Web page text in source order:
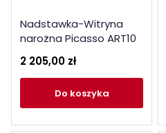
Nadstawka-Witryna
narożna Picasso ART10
Picasso
2 205,00 zł
do koszyka